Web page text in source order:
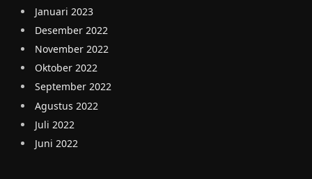
Januari 2023
Desember 2022
November 2022
Oktober 2022
September 2022
Agustus 2022
Juli 2022
Juni 2022